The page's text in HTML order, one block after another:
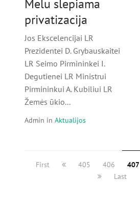
Melu slepiama
privatizacija
Jos Ekscelencijai LR
Prezidentei D. Grybauskaitei
LR Seimo Pirmininkei I.
Degutienei LR Ministrui
Pirmininkui A. Kubiliui LR
Žemės ūkio...
Admin in Aktualijos
First 405 406 407
Last